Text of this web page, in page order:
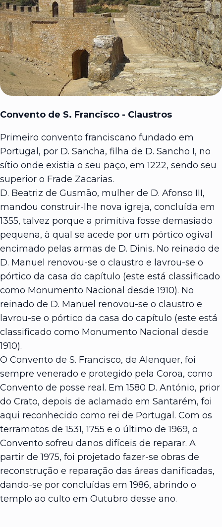
Convento de S. Francisco - Claustros
Primeiro convento franciscano fundado em
Portugal, por D. Sancha, filha de D. Sancho I, no
sítio onde existia o seu paço, em 1222, sendo seu
superior o Frade Zacarias.
D. Beatriz de Gusmão, mulher de D. Afonso III,
mandou construir-lhe nova igreja, concluída em
1355, talvez porque a primitiva fosse demasiado
pequena, à qual se acede por um pórtico ogival
encimado pelas armas de D. Dinis. No reinado de
D. Manuel renovou-se o claustro e lavrou-se o
pórtico da casa do capítulo (este está classificado
como Monumento Nacional desde 1910). No
reinado de D. Manuel renovou-se o claustro e
lavrou-se o pórtico da casa do capítulo (este está
classificado como Monumento Nacional desde
1910).
O Convento de S. Francisco, de Alenquer, foi
sempre venerado e protegido pela Coroa, como
Convento de posse real. Em 1580 D. António, prior
do Crato, depois de aclamado em Santarém, foi
aqui reconhecido como rei de Portugal. Com os
terramotos de 1531, 1755 e o último de 1969, o
Convento sofreu danos difíceis de reparar. A
partir de 1975, foi projetado fazer-se obras de
reconstrução e reparação das áreas danificadas,
dando-se por concluídas em 1986, abrindo o
templo ao culto em Outubro desse ano.